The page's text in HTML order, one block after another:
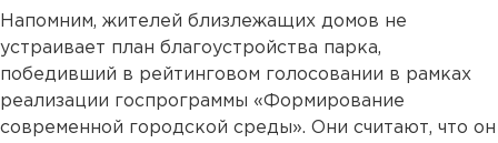
Напомним, жителей близлежащих домов не
устраивает план благоустройства парка,
победивший в рейтинговом голосовании в рамках
реализации госпрограммы «Формирование
современной городской среды». Они считают, что он